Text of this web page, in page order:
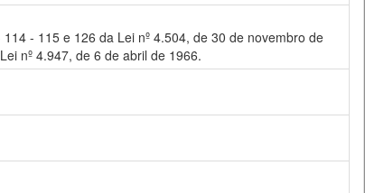
- 115 e 126 da Lei nº 4.504, de 30 de novembro de
nº 4.947, de 6 de abril de 1966.